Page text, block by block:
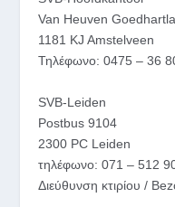
Van Heuven
1181 KJ Amstelveen
Τηλέφωνο: 0475 – 36
SVB-Leiden
Postbus 9104
2300 PC Leiden
τηλέφωνο: 071 – 512
Διεύθυνση κτιρίου /